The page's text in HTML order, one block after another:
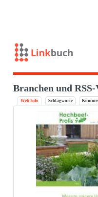
Branchen und
Web Info Schlagworte